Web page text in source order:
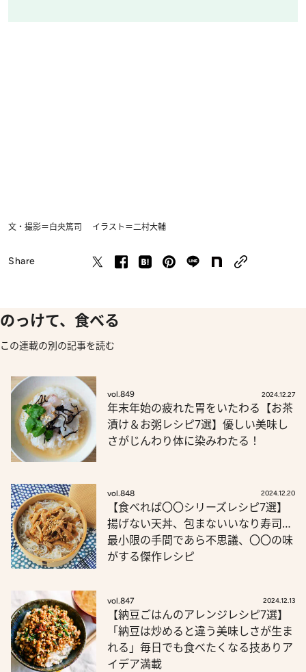
文・撮影＝白央篤司 イラスト＝二村大輔
Share
のっけて、食べる
この連載の別の記事を読む
vol.849 2024.12.27
年末年始の疲れた胃をいたわる【お茶
漬け＆お粥レシピ7選】優しい美味し
さがじんわり体に染みわたる！
vol.848 2024.12.20
【食べれば〇〇シリーズレシピ7選】
揚げない天丼、包まないいなり寿司…
最小限の手間であら不思議、〇〇の味
がする傑作レシピ
vol.847 2024.12.13
【納豆ごはんのアレンジレシピ7選】
「納豆は炒めると違う美味しさが生ま
れる」毎日でも食べたくなる技ありア
イデア満載